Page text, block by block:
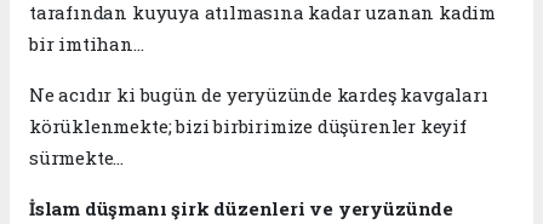
tarafından kuyuya atılmasına kadar uzanan kadim
bir imtihan...
​Ne acıdır ki bugün de yeryüzünde kardeş kavgaları
körüklenmekte; bizi birbirimize düşürenler keyif
sürmekte…
İslam düşmanı şirk düzenleri ve yeryüzünde